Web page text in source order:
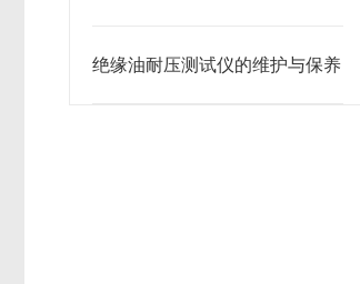
绝缘油耐压测试仪的维护与保养